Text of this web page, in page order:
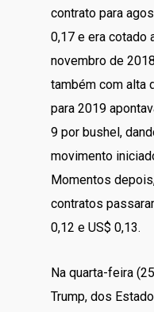
contrato para
0,17 e era cotado
novembro de
também com alta
para 2019
9 por bushel,
movimento
Momentos
contratos
0,12 e US$ 0,13.
Na quarta-feira
Trump, dos